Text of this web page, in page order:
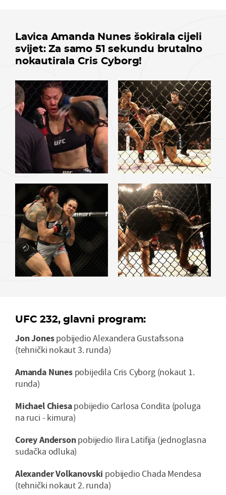
Lavica Amanda Nunes šokirala cijeli
svijet: Za samo 51 sekundu brutalno
nokautirala Cris Cyborg!
UFC 232, glavni program:
Jon Jonespobijedio Alexandera Gustafssona
(tehnički nokaut 3. runda)
Amanda Nunes pobijedila Cris Cyborg (nokaut 1.
runda)
Michael Chiesapobijedio Carlosa Condita (poluga
na ruci - kimura)
Corey Andersonpobijedio Ilira Latifija (jednoglasna
sudačka odluka)
Alexander Volkanovski pobijedio Chada Mendesa
(tehnički nokaut 2. runda)